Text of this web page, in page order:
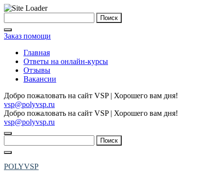
to
content
Заказ помощи
Главная
Ответы на онлайн-курсы
Отзывы
Вакансии
Добро пожаловать на сайт VSP | Хорошего вам дня!
vsp@polyvsp.ru
Добро пожаловать на сайт VSP | Хорошего вам дня!
vsp@polyvsp.ru
POLYVSP